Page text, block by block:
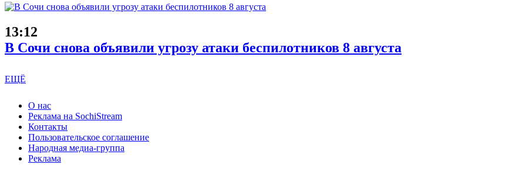
13:12
В Сочи снова объявили угрозу атаки беспилотников 8 августа
ЕЩЁ
О нас
Реклама на SochiStream
Контакты
Пользовательское соглашение
Народная медиа-группа
Реклама